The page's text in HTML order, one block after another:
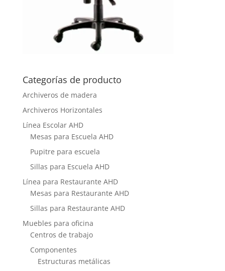
Categorías de producto
Archiveros de madera
Archiveros Horizontales
Línea Escolar AHD
Mesas para Escuela AHD
Pupitre para escuela
Sillas para Escuela AHD
Línea para Restaurante AHD
Mesas para Restaurante AHD
Sillas para Restaurante AHD
Muebles para oficina
Centros de trabajo
Componentes
Estructuras metálicas